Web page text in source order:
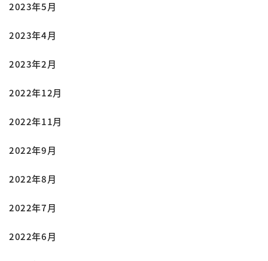
2023年5月
2023年4月
2023年2月
2022年12月
2022年11月
2022年9月
2022年8月
2022年7月
2022年6月